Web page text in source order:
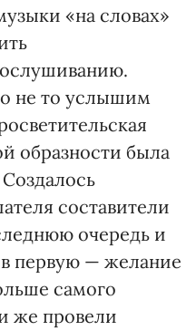
«на словах»
не то услышим
образности была
составители
очередь и
первую — желание
самого
же провели